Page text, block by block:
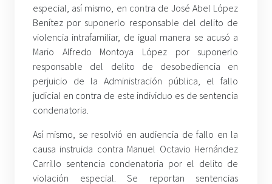
especial, así mismo, en contra de José Abel López
Benítez por suponerlo responsable del delito de
violencia intrafamiliar, de igual manera se acusó a
Mario Alfredo Montoya López por suponerlo
responsable del delito de desobediencia en
perjuicio de la Administración pública, el fallo
judicial en contra de este individuo es de sentencia
condenatoria.
Así mismo, se resolvió en audiencia de fallo en la
causa instruida contra Manuel Octavio Hernández
Carrillo sentencia condenatoria por el delito de
violación especial. Se reportan sentencias